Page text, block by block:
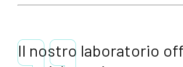
Il nostro laboratorio